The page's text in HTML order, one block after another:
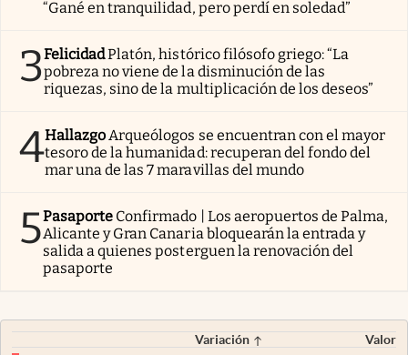
“Gané en tranquilidad, pero perdí en soledad”
3FelicidadPlatón, histórico filósofo griego: “La
pobreza no viene de la disminución de las
riquezas, sino de la multiplicación de los deseos”
4Hallazgo Arqueólogos se encuentran con el mayor
tesoro de la humanidad: recuperan del fondo del
mar una de las 7 maravillas del mundo
5Pasaporte Confirmado | Los aeropuertos de Palma,
Alicante y Gran Canaria bloquearán la entrada y
salida a quienes posterguen la renovación del
pasaporte
Variación
Valor